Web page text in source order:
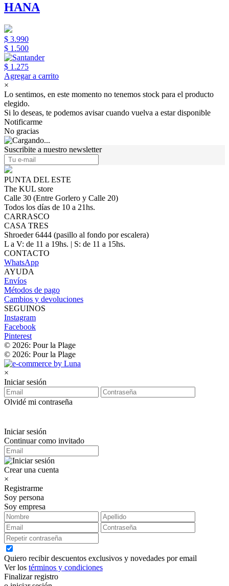
HANA
$ 3.990
$ 1.500
$ 1.275
Agregar a carrito
×
Lo sentimos, en este momento no tenemos stock para el producto
elegido.
Si lo deseas, te podemos avisar cuando vuelva a estar disponible
Notificarme
No gracias
Suscribite a nuestro newsletter
PUNTA DEL ESTE
The KUL store
Calle 30 (Entre Gorlero y Calle 20)
Todos los días de 10 a 21hs.
CARRASCO
CASA TRES
Shroeder 6444 (pasillo al fondo por escalera)
L a V: de 11 a 19hs. | S: de 11 a 15hs.
CONTACTO
WhatsApp
AYUDA
Envíos
Métodos de pago
Cambios y devoluciones
SEGUINOS
Instagram
Facebook
Pinterest
© 2026: Pour la Plage
© 2026: Pour la Plage
×
Iniciar sesión
Olvidé mi contraseña
Iniciar sesión
Continuar como invitado
Crear una cuenta
×
Registrarme
Soy persona
Soy empresa
Quiero recibir descuentos exclusivos y novedades por email
Ver los términos y condiciones
Finalizar registro